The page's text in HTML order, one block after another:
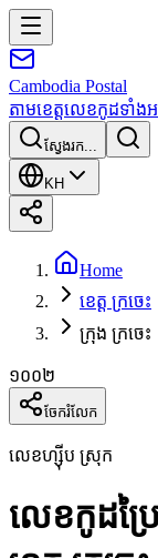
Cambodia Postal
តាមខេត្តលេខកូដទាំង
ស្វែងរក...
KH
Home
ខេត្ត ក្រចេះ
ក្រុង ក្រចេះ
១០០២
ចែករំលែក
លេខហ្ស៊ីប ស្រុក
លេខកូដប្